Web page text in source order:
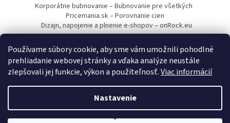
Používame súbory cookie, aby sme vám umožnili pohodlné
prehliadanie webovej stránky a vďaka analýze neustále
zlepšovali jej funkcie, výkon a použiteľnosť.Viac informácií
Nastavenie
Korporátne bubnovanie – Bubnovanie pre všetkých
Pricemania.sk – Porovnanie cien
Dizajn, napojenie a plnenie e-shopov – onRock.eu